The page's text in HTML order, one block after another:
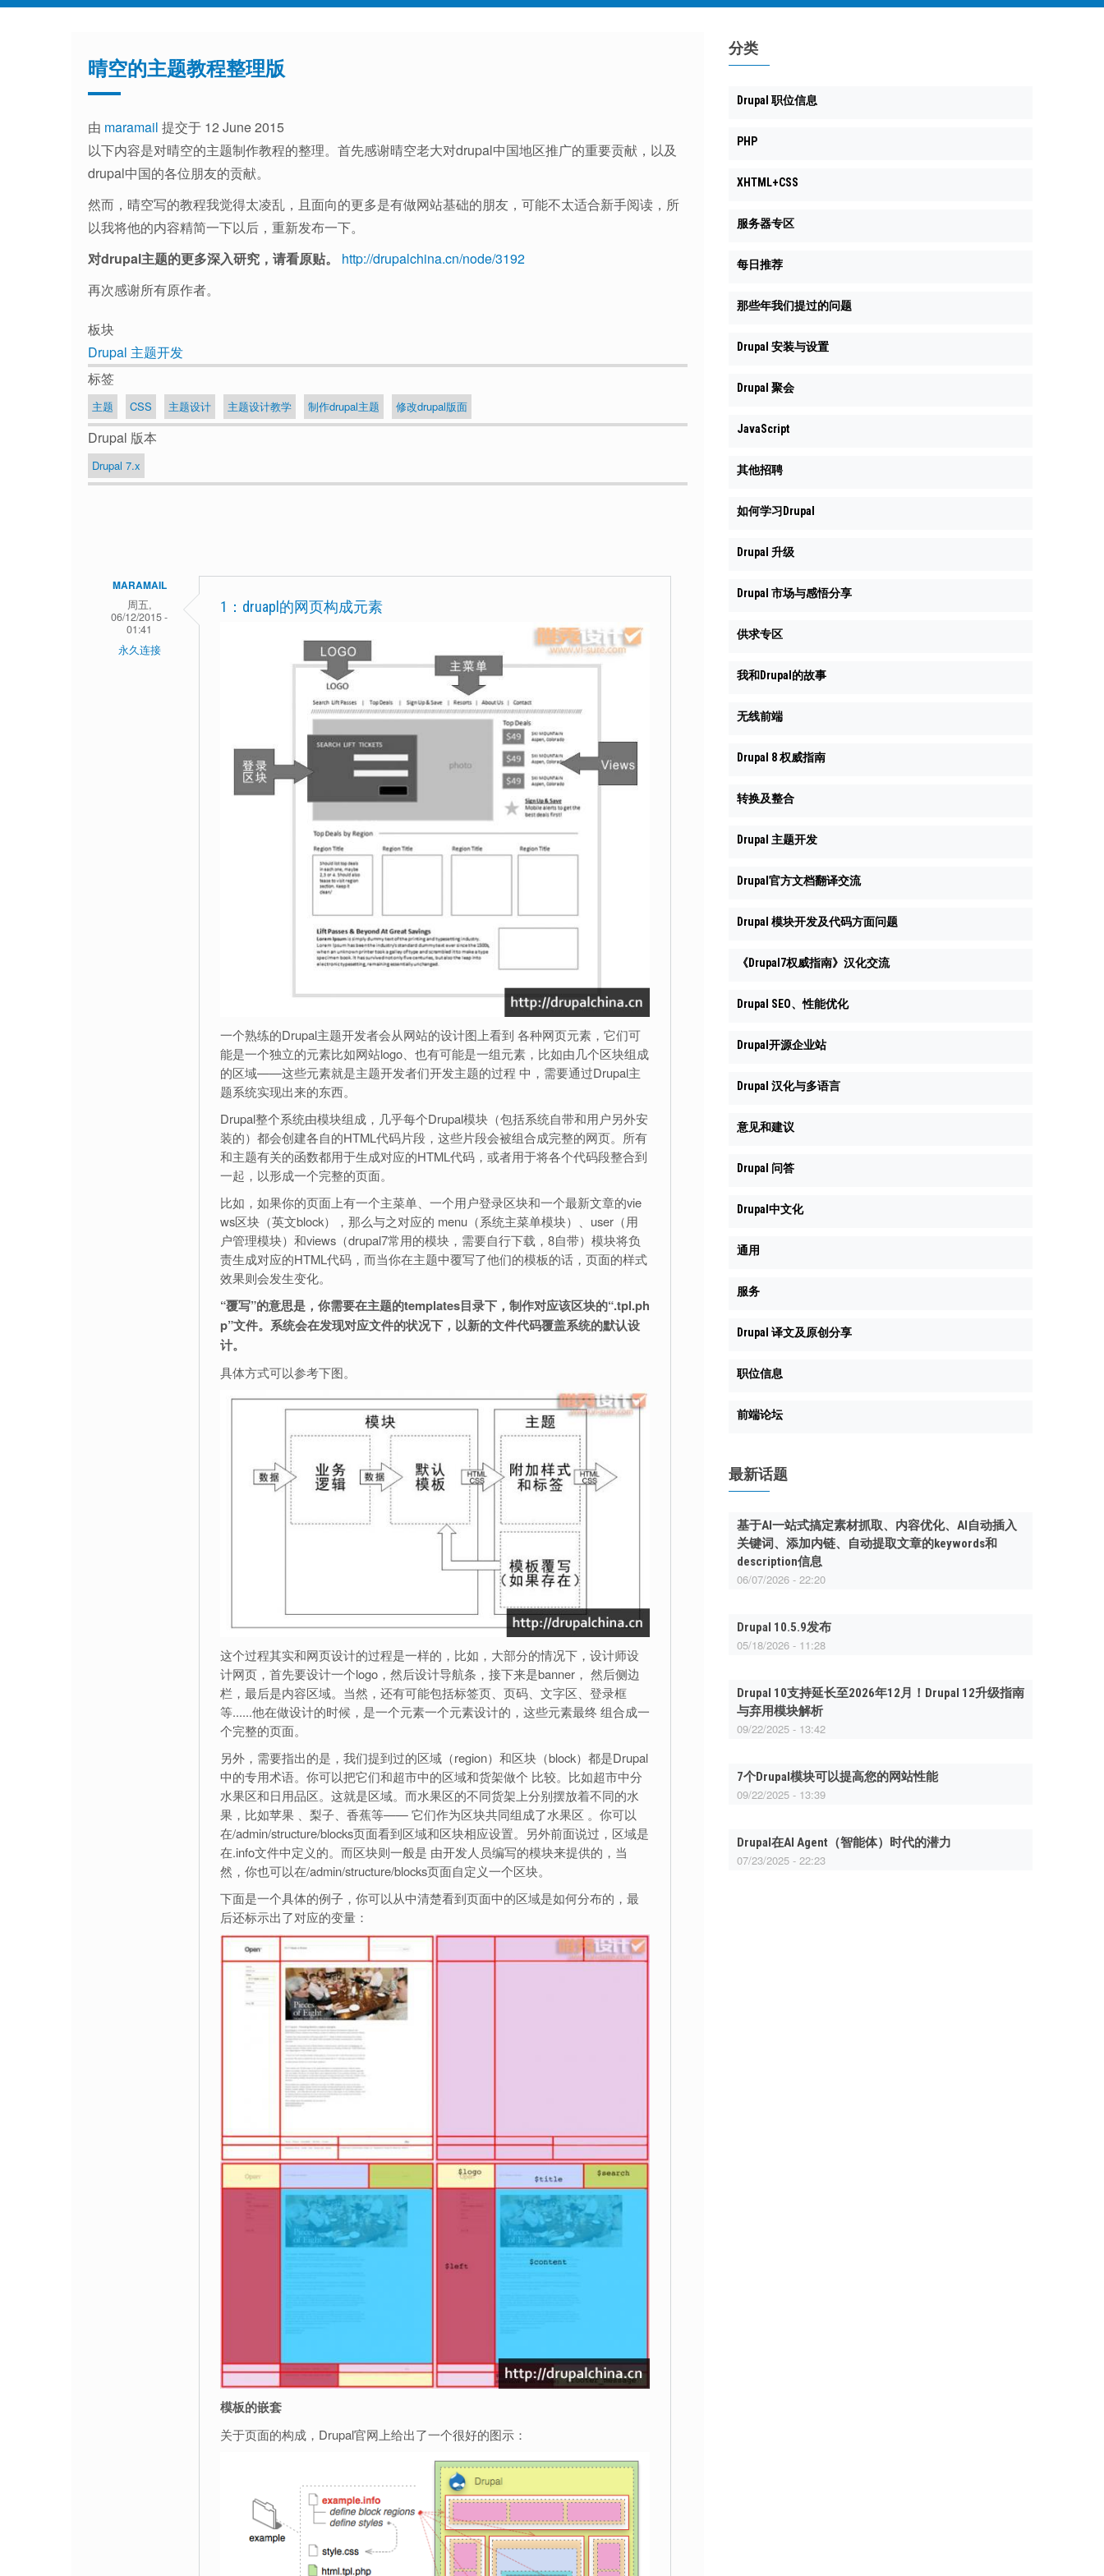
晴空的主题教程整理版
由 maramail 提交于 12 June 2015
以下内容是对晴空的主题制作教程的整理。首先感谢晴空老大对drupal中国地区推广的重要贡献，以及
drupal中国的各位朋友的贡献。
然而，晴空写的教程我觉得太凌乱，且面向的更多是有做网站基础的朋友，可能不太适合新手阅读，所
以我将他的内容精简一下以后，重新发布一下。
对drupal主题的更多深入研究，请看原贴。
http://drupalchina.cn/node/3192
再次感谢所有原作者。
板块
Drupal 主题开发
标签
主题 CSS 主题设计 主题设计教学 制作drupal主题 修改drupal版面
Drupal 版本
Drupal 7.x
MARAMAIL
周五,
06/12/2015 -
01:41
永久连接
1：druapl的网页构成元素
一个熟练的Drupal主题开发者会从网站的设计图上看到 各种网页元素，它们可
能是一个独立的元素比如网站logo、也有可能是一组元素，比如由几个区块组成
的区域——这些元素就是主题开发者们开发主题的过程 中，需要通过Drupal主
题系统实现出来的东西。
Drupal整个系统由模块组成，几乎每个Drupal模块（包括系统自带和用户另外安
装的）都会创建各自的HTML代码片段，这些片段会被组合成完整的网页。所有
和主题有关的函数都用于生成对应的HTML代码，或者用于将各个代码段整合到
一起，以形成一个完整的页面。
比如，如果你的页面上有一个主菜单、一个用户登录区块和一个最新文章的vie
ws区块（英文block），那么与之对应的 menu（系统主菜单模块）、user（用
户管理模块）和views（drupal7常用的模块，需要自行下载，8自带）模块将负
责生成对应的HTML代码，而当你在主题中覆写了他们的模板的话，页面的样式
效果则会发生变化。
“覆写”的意思是，你需要在主题的templates目录下，制作对应该区块的“.tpl.ph
p”文件。系统会在发现对应文件的状况下，以新的文件代码覆盖系统的默认设
计。
具体方式可以参考下图。
这个过程其实和网页设计的过程是一样的，比如，大部分的情况下，设计师设
计网页，首先要设计一个logo，然后设计导航条，接下来是banner， 然后侧边
栏，最后是内容区域。当然，还有可能包括标签页、页码、文字区、登录框
等......他在做设计的时候，是一个元素一个元素设计的，这些元素最终 组合成一
个完整的页面。
另外，需要指出的是，我们提到过的区域（region）和区块（block）都是Drupal
中的专用术语。你可以把它们和超市中的区域和货架做个 比较。比如超市中分
水果区和日用品区。这就是区域。而水果区的不同货架上分别摆放着不同的水
果，比如苹果 、梨子、香蕉等—— 它们作为区块共同组成了水果区 。你可以
在/admin/structure/blocks页面看到区域和区块相应设置。另外前面说过，区域是
在.info文件中定义的。而区块则一般是 由开发人员编写的模块来提供的，当
然，你也可以在/admin/structure/blocks页面自定义一个区块。
下面是一个具体的例子，你可以从中清楚看到页面中的区域是如何分布的，最
后还标示出了对应的变量：
模板的嵌套
关于页面的构成，Drupal官网上给出了一个很好的图示：
分类
Drupal 职位信息
PHP
XHTML+CSS
服务器专区
每日推荐
那些年我们提过的问题
Drupal 安装与设置
Drupal 聚会
JavaScript
其他招聘
如何学习Drupal
Drupal 升级
Drupal 市场与感悟分享
供求专区
我和Drupal的故事
无线前端
Drupal 8 权威指南
转换及整合
Drupal 主题开发
Drupal官方文档翻译交流
Drupal 模块开发及代码方面问题
《Drupal7权威指南》汉化交流
Drupal SEO、性能优化
Drupal开源企业站
Drupal 汉化与多语言
意见和建议
Drupal 问答
Drupal中文化
通用
服务
Drupal 译文及原创分享
职位信息
前端论坛
最新话题
基于AI一站式搞定素材抓取、内容优化、AI自动插入
关键词、添加内链、自动提取文章的keywords和
description信息
06/07/2026 - 22:20
Drupal 10.5.9发布
05/18/2026 - 11:28
Drupal 10支持延长至2026年12月！Drupal 12升级指南
与弃用模块解析
09/22/2025 - 13:42
7个Drupal模块可以提高您的网站性能
09/22/2025 - 13:39
Drupal在AI Agent（智能体）时代的潜力
07/23/2025 - 22:23